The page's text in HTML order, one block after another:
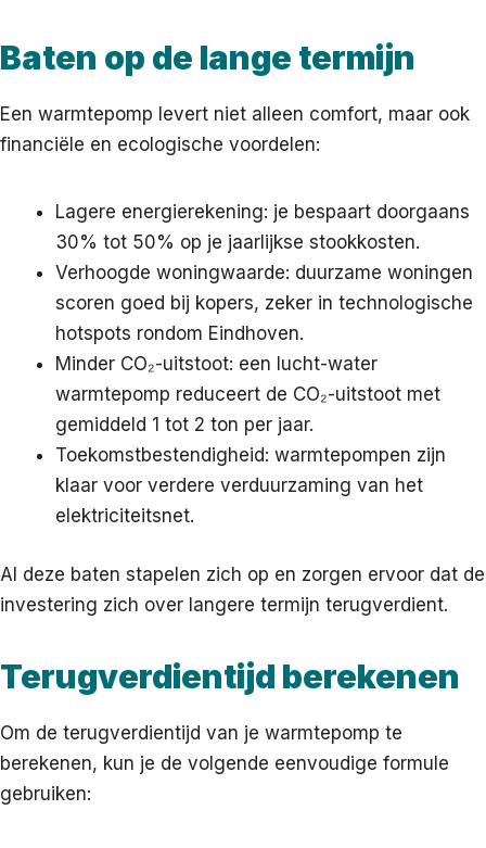
Baten op de lange termijn
Een warmtepomp levert niet alleen comfort, maar ook
financiële en ecologische voordelen:
Lagere energierekening: je bespaart doorgaans
30% tot 50% op je jaarlijkse stookkosten.
Verhoogde woningwaarde: duurzame woningen
scoren goed bij kopers, zeker in technologische
hotspots rondom Eindhoven.
Minder CO₂-uitstoot: een lucht-water
warmtepomp reduceert de CO₂-uitstoot met
gemiddeld 1 tot 2 ton per jaar.
Toekomstbestendigheid: warmtepompen zijn
klaar voor verdere verduurzaming van het
elektriciteitsnet.
Al deze baten stapelen zich op en zorgen ervoor dat de
investering zich over langere termijn terugverdient.
Terugverdientijd berekenen
Om de terugverdientijd van je warmtepomp te
berekenen, kun je de volgende eenvoudige formule
gebruiken: